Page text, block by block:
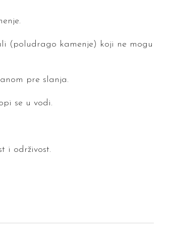
(poludrago kamenje) koji ne mogu
pre slanja.
se u vodi.
i održivost.